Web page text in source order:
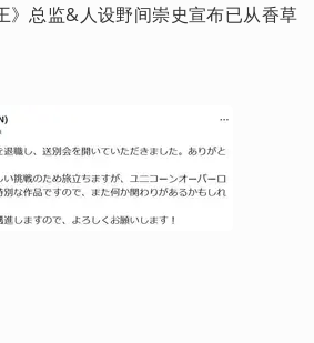
》总监&人设野间崇史宣布已从香草